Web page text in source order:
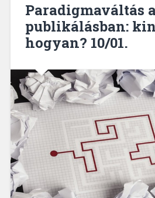
Paradigmaváltás a
publikálásban:
hogyan? 10/01.